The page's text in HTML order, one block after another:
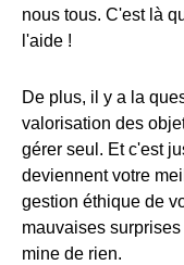
nous tous. C'est là
l'aide !
De plus, il y a la
valorisation des
gérer seul. Et c'est
deviennent votre
gestion éthique de
mauvaises
mine de rien.